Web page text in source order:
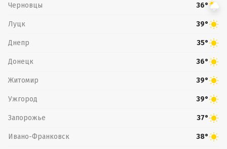
Черновцы 36°
Луцк 39°
Днепр 35°
Донецк 36°
Житомир 39°
Ужгород 39°
Запорожье 37°
Ивано-Франковск 38°